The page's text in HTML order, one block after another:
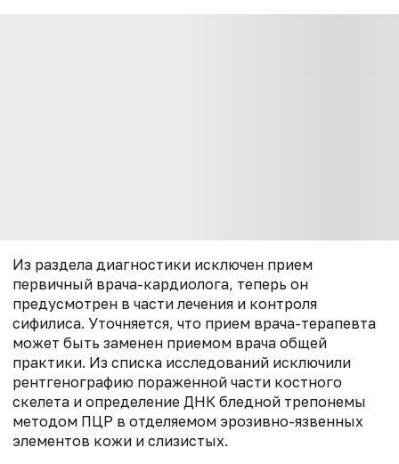
Из раздела диагностики исключен прием
первичный врача-кардиолога, теперь он
предусмотрен в части лечения и контроля
сифилиса. Уточняется, что прием врача-терапевта
может быть заменен приемом врача общей
практики. Из списка исследований исключили
рентгенографию пораженной части костного
скелета и определение ДНК бледной трепонемы
методом ПЦР в отделяемом эрозивно-язвенных
элементов кожи и слизистых.